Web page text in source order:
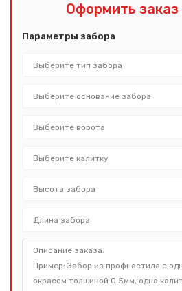
Оформить заказ
Параметры забора